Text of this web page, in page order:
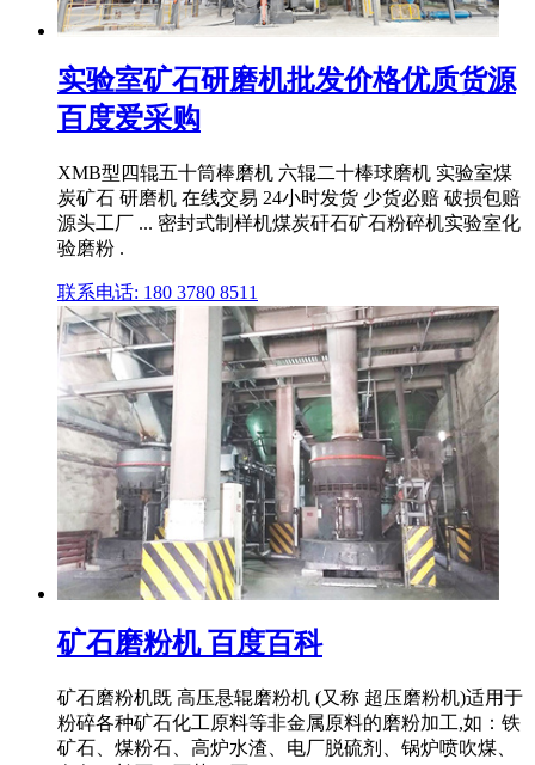
实验室矿石研磨机批发价格优质货源
百度爱采购
XMB型四辊五十筒棒磨机 六辊二十棒球磨机 实验室煤
炭矿石 研磨机 在线交易 24小时发货 少货必赔 破损包赔
源头工厂 ... 密封式制样机煤炭矸石矿石粉碎机实验室化
验磨粉 .
联系电话: 180 3780 8511
矿石磨粉机 百度百科
矿石磨粉机既 高压悬辊磨粉机 (又称 超压磨粉机)适用于
粉碎各种矿石化工原料等非金属原料的磨粉加工,如：铁
矿石、煤粉石、高炉水渣、电厂脱硫剂、锅炉喷吹煤、